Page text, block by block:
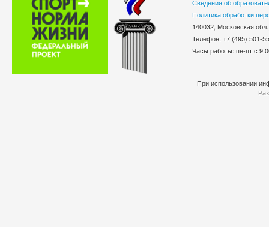
Сведения об
Политика обработки
140032, Московская
Телефон: +7 (495)
Часы работы: пн-пт с
При использовании